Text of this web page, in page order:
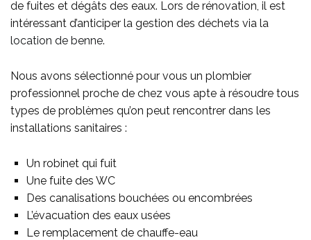
de fuites et dégâts des eaux. Lors de rénovation, il est
intéressant d’anticiper la gestion des déchets via la
location de benne.
Nous avons sélectionné pour vous un plombier
professionnel proche de chez vous apte à résoudre tous
types de problèmes qu’on peut rencontrer dans les
installations sanitaires :
Un robinet qui fuit
Une fuite des WC
Des canalisations bouchées ou encombrées
L’évacuation des eaux usées
Le remplacement de chauffe-eau